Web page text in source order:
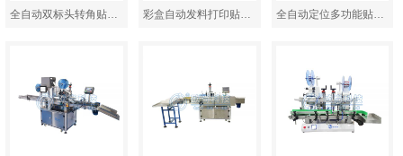
全自动双标头转角贴标… 彩盒自动发料打印贴标… 全自动定位多功能贴标…